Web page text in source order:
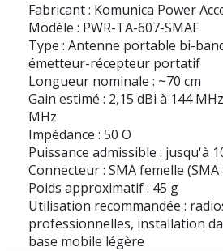
Fabricant : Komunica Power
Modèle : PWR-TA-607-SMAF
Type : Antenne portable bi-
émetteur-récepteur portatif
Longueur nominale : ~70 cm
Gain estimé : 2,15 dBi à 144
MHz
Impédance : 50 O
Puissance admissible : jusqu'à
Connecteur : SMA femelle (SMA
Poids approximatif : 45 g
Utilisation recommandée :
professionnelles, installation
base mobile légère